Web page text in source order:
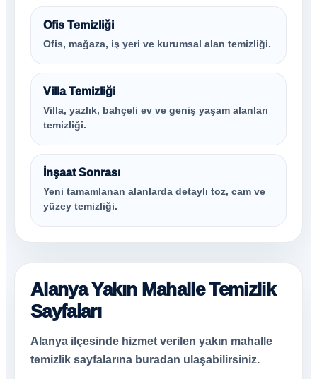
Ofis Temizliği
Ofis, mağaza, iş yeri ve kurumsal alan temizliği.
Villa Temizliği
Villa, yazlık, bahçeli ev ve geniş yaşam alanları
temizliği.
İnşaat Sonrası
Yeni tamamlanan alanlarda detaylı toz, cam ve
yüzey temizliği.
Alanya Yakın Mahalle Temizlik
Sayfaları
Alanya ilçesinde hizmet verilen yakın mahalle
temizlik sayfalarına buradan ulaşabilirsiniz.